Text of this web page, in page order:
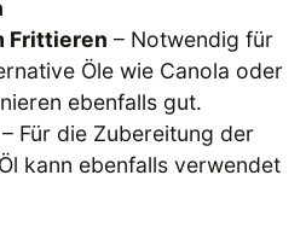
Frittieren – Notwendig für
Öle wie Canola oder
ebenfalls gut.
– Für die Zubereitung der
kann ebenfalls verwendet